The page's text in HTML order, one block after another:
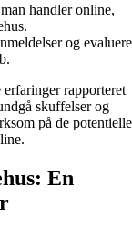
handler online,
og evaluere
rapporteret
skuffelser og
på de potentielle
En